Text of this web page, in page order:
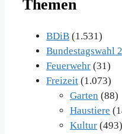
Themen
BDiB (1.531)
Bundestagswahl
Feuerwehr (31)
Freizeit (1.073)
Garten (88)
Haustiere
Kultur (493)